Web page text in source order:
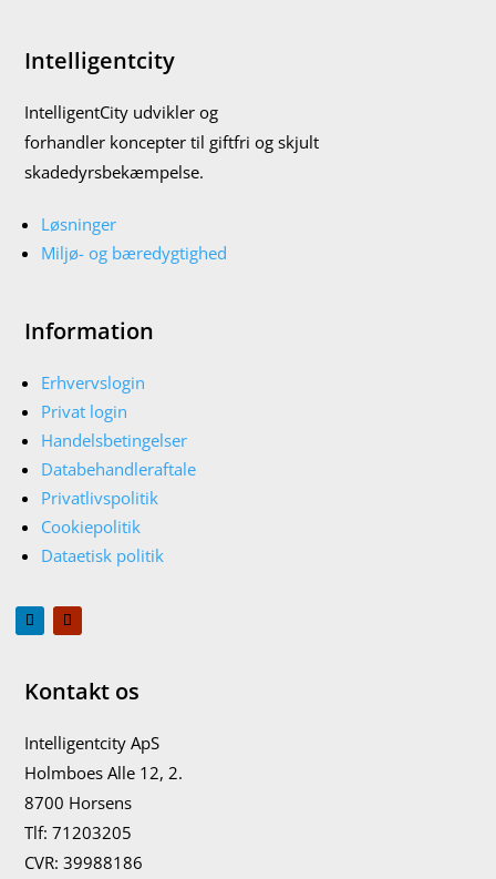
Intelligentcity
IntelligentCity udvikler og
forhandler koncepter til giftfri og skjult
skadedyrsbekæmpelse.
Løsninger
Miljø- og bæredygtighed
Information
Erhvervslogin
Privat login
Handelsbetingelser
Databehandleraftale
Privatlivspolitik
Cookiepolitik
Dataetisk politik
Kontakt os
Intelligentcity ApS
Holmboes Alle 12, 2.
8700 Horsens
Tlf: 71203205
CVR:39988186